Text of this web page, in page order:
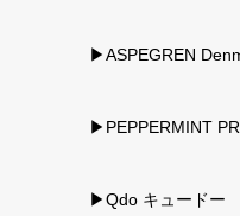
▶ASPEGREN
▶PEPPERMINT
▶Qdo キュードー